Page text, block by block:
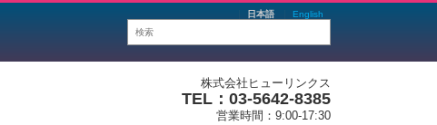
日本語 English
株式会社ヒューリンクス
TEL：03-5642-8385
営業時間：9:00-17:30